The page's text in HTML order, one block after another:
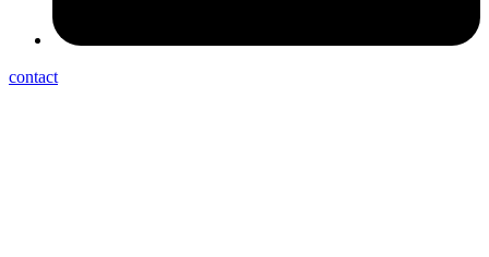
contact